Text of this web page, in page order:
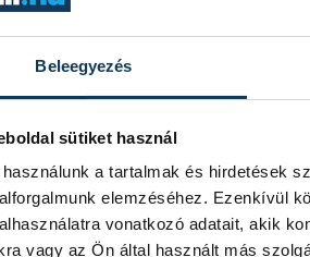
Beleegyezés
sütiket használ
használunk a tartalmak és hirdetések
elemzéséhez. Ezenkívül
vonatkozó adatait, akik
vagy az Ön által használt más